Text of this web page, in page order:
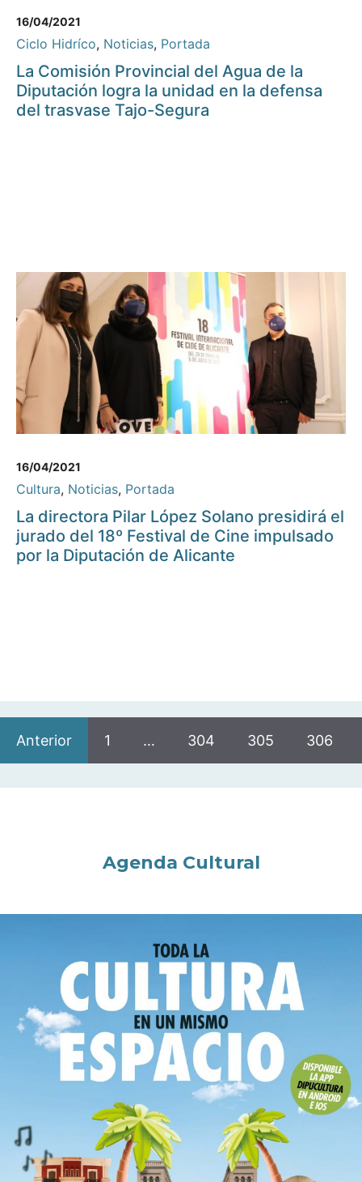
16/04/2021
Ciclo Hidríco, Noticias, Portada
La Comisión Provincial del Agua de la
Diputación logra la unidad en la defensa
del trasvase Tajo-Segura
16/04/2021
Cultura, Noticias, Portada
La directora Pilar López Solano presidirá el
jurado del 18º Festival de Cine impulsado
por la Diputación de Alicante
Anterior 1 … 304 305 306
Agenda Cultural